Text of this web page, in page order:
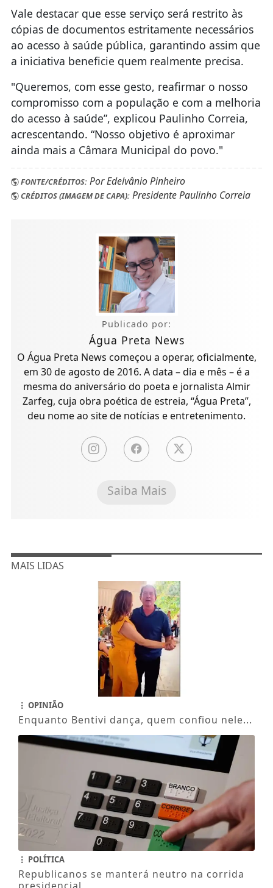
Vale destacar que esse serviço será restrito às
cópias de documentos estritamente necessários
ao acesso à saúde pública, garantindo assim que
a iniciativa beneficie quem realmente precisa.
"Queremos, com esse gesto, reafirmar o nosso
compromisso com a população e com a melhoria
do acesso à saúde”, explicou Paulinho Correia,
acrescentando. “Nosso objetivo é aproximar
ainda mais a Câmara Municipal do povo."
FONTE/CRÉDITOS:Por Edelvânio Pinheiro
CRÉDITOS (IMAGEM DE CAPA):Presidente Paulinho Correia
Publicado por:
Água Preta News
O Água Preta News começou a operar, oficialmente,
em 30 de agosto de 2016. A data – dia e mês – é a
mesma do aniversário do poeta e jornalista Almir
Zarfeg, cuja obra poética de estreia, “Água Preta”,
deu nome ao site de notícias e entretenimento.
Saiba Mais
MAIS LIDAS
OPINIÃO
Enquanto Bentivi dança, quem confiou nele...
POLÍTICA
Republicanos se manterá neutro na corrida